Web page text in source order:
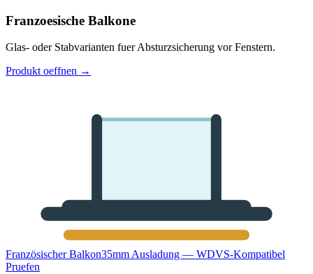
Franzoesische Balkone
Glas- oder Stabvarianten fuer Absturzsicherung vor Fenstern.
Produkt oeffnen →
Französischer Balkon35mm Ausladung — WDVS-Kompatibel
Pruefen